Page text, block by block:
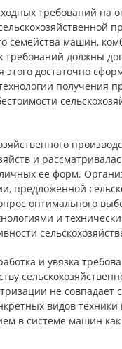
требований
семейства машин,
должны
достаточно
получения
и
ее форм.
предложенной
оптимального
и
и увязка
не совпадает
видов техники
в системе машин